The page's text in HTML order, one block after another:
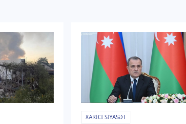
XARICI SIYASƏT